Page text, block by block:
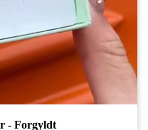
- Forgyldt